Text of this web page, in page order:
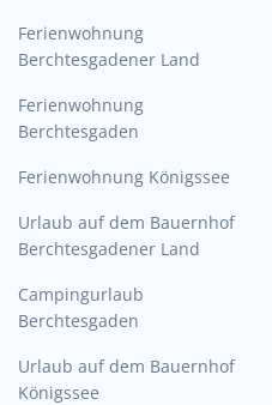
Ferienwohnung
Berchtesgadener Land
Ferienwohnung
Berchtesgaden
Ferienwohnung Königssee
Urlaub auf dem Bauernhof
Berchtesgadener Land
Campingurlaub
Berchtesgaden
Urlaub auf dem Bauernhof
Königssee